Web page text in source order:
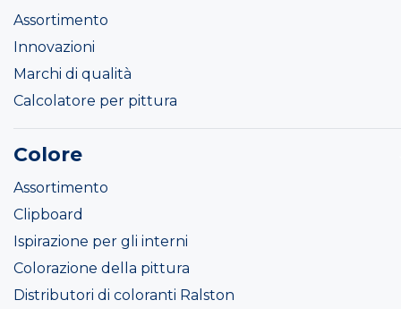
Assortimento
Innovazioni
Marchi di qualità
Calcolatore per pittura
Colore
Assortimento
Clipboard
Ispirazione per gli interni
Colorazione della pittura
Distributori di coloranti Ralston